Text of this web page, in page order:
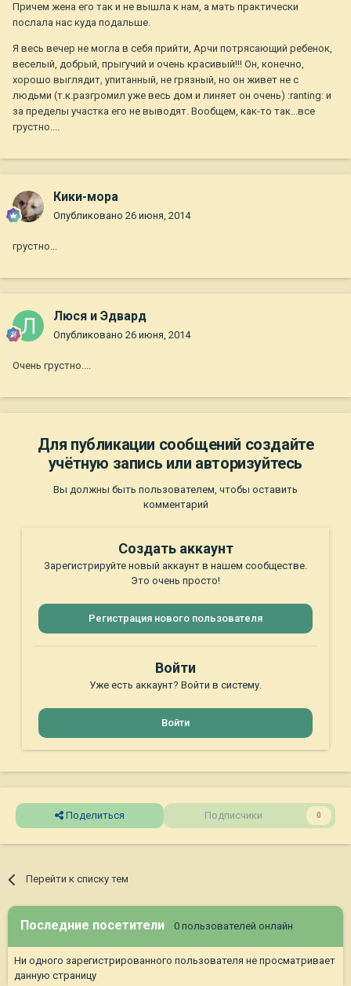
Причем жена его так и не вышла к нам, а мать практически
послала нас куда подальше.
Я весь вечер не могла в себя прийти, Арчи потрясающий ребенок,
веселый, добрый, прыгучий и очень красивый!!! Он, конечно,
хорошо выглядит, упитанный, не грязный, но он живет не с
людьми (т.к.разгромил уже весь дом и линяет он очень) :ranting: и
за пределы участка его не выводят. Вообщем, как-то так...все
грустно....
Кики-мора
Опубликовано 26 июня, 2014
грустно...
Люся и Эдвард
Опубликовано 26 июня, 2014
Очень грустно....
Для публикации сообщений создайте
учётную запись или авторизуйтесь
Вы должны быть пользователем, чтобы оставить
комментарий
Создать аккаунт
Зарегистрируйте новый аккаунт в нашем сообществе.
Это очень просто!
Регистрация нового пользователя
Войти
Уже есть аккаунт? Войти в систему.
Войти
Поделиться Подписчики 0
Перейти к списку тем
Последние посетители 0 пользователей онлайн
Ни одного зарегистрированного пользователя не просматривает
данную страницу